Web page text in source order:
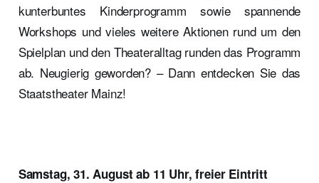
kunterbuntes Kinderprogramm sowie spannende
Workshops und vieles weitere Aktionen rund um den
Spielplan und den Theateralltag runden das Programm
ab. Neugierig geworden? – Dann entdecken Sie das
Staatstheater Mainz!
Samstag, 31. August ab 11 Uhr, freier Eintritt